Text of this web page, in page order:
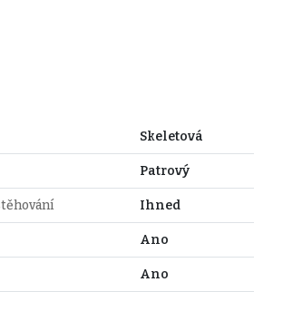
Skeletová
Patrový
Ihned
Ano
Ano